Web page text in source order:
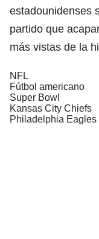
estadounidenses
partido que
más vistas de la
NFL
Fútbol americano
Super Bowl
Kansas City Chiefs
Philadelphia Eagles